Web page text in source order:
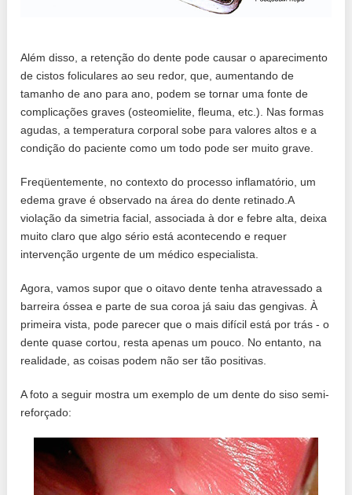
Além disso, a retenção do dente pode causar o aparecimento
de cistos foliculares ao seu redor, que, aumentando de
tamanho de ano para ano, podem se tornar uma fonte de
complicações graves (osteomielite, fleuma, etc.). Nas formas
agudas, a temperatura corporal sobe para valores altos e a
condição do paciente como um todo pode ser muito grave.
Freqüentemente, no contexto do processo inflamatório, um
edema grave é observado na área do dente retinado.A
violação da simetria facial, associada à dor e febre alta, deixa
muito claro que algo sério está acontecendo e requer
intervenção urgente de um médico especialista.
Agora, vamos supor que o oitavo dente tenha atravessado a
barreira óssea e parte de sua coroa já saiu das gengivas. À
primeira vista, pode parecer que o mais difícil está por trás - o
dente quase cortou, resta apenas um pouco. No entanto, na
realidade, as coisas podem não ser tão positivas.
A foto a seguir mostra um exemplo de um dente do siso semi-
reforçado: